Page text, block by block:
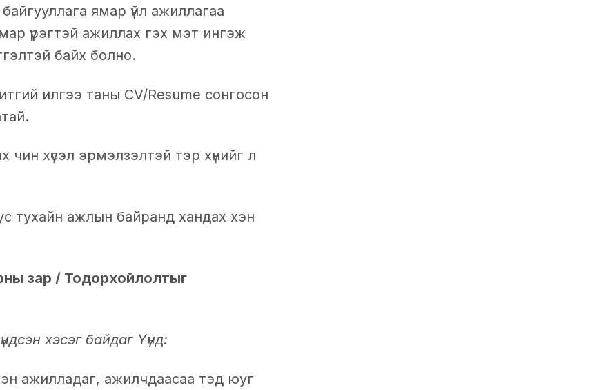
ямар үйл ажиллагаа
үүрэгтэй ажиллах гэх мэт ингэж
байх болно.
илгээ таны CV/Resume сонгосон
хүсэл эрмэлзэлтэй тэр хүнийг л
тухайн ажлын байранд хандах хэн
зар / Тодорхойлолтыг
хэсэг байдаг Үүнд:
ажилладаг, ажилчдаасаа тэд юуг